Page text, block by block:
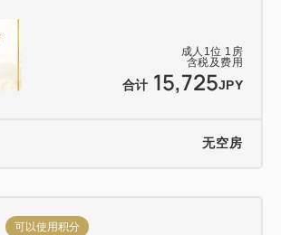
成人 1位 1 房
含税及费用
合计 15,725JPY
无空房
可以使用积分